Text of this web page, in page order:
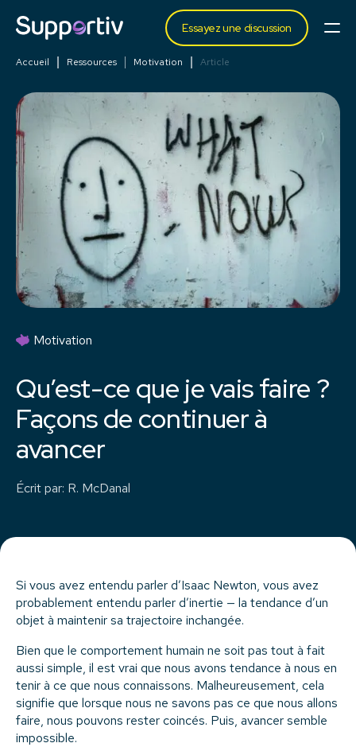
Essayez une discussion
Accueil Ressources Motivation Article
Motivation
Qu’est-ce que je vais faire ?
Façons de continuer à
avancer
Écrit par: R. McDanal
Si vous avez entendu parler d’Isaac Newton, vous avez
probablement entendu parler d’inertie — la tendance d’un
objet à maintenir sa trajectoire inchangée.
Bien que le comportement humain ne soit pas tout à fait
aussi simple, il est vrai que nous avons tendance à nous en
tenir à ce que nous connaissons. Malheureusement, cela
signifie que lorsque nous ne savons pas ce que nous allons
faire, nous pouvons rester coincés. Puis, avancer semble
impossible.